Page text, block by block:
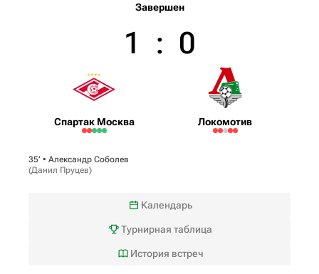
Завершен
Спартак Москва
1 : 0
Локомотив
35‎’‎ • Александр Соболев
(Данил Пруцев)
Календарь
Турнирная таблица
История встреч